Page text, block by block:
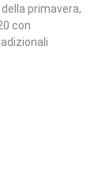
primavera,
con